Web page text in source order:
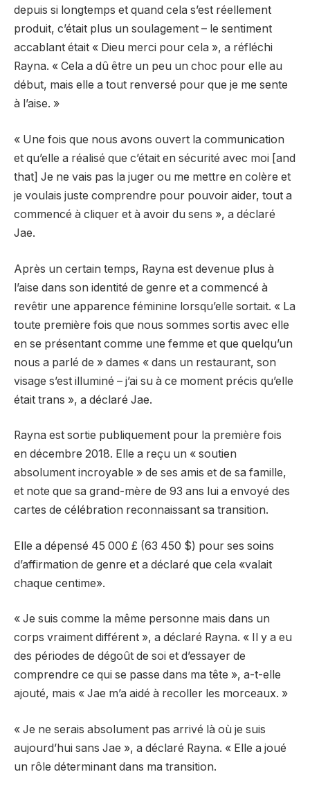
depuis si longtemps et quand cela s’est réellement
produit, c’était plus un soulagement – ​​le sentiment
accablant était « Dieu merci pour cela », a réfléchi
Rayna. « Cela a dû être un peu un choc pour elle au
début, mais elle a tout renversé pour que je me sente
à l’aise. »
« Une fois que nous avons ouvert la communication
et qu’elle a réalisé que c’était en sécurité avec moi [and
that] Je ne vais pas la juger ou me mettre en colère et
je voulais juste comprendre pour pouvoir aider, tout a
commencé à cliquer et à avoir du sens », a déclaré
Jae.
Après un certain temps, Rayna est devenue plus à
l’aise dans son identité de genre et a commencé à
revêtir une apparence féminine lorsqu’elle sortait. « La
toute première fois que nous sommes sortis avec elle
en se présentant comme une femme et que quelqu’un
nous a parlé de » dames « dans un restaurant, son
visage s’est illuminé – j’ai su à ce moment précis qu’elle
était trans », a déclaré Jae.
Rayna est sortie publiquement pour la première fois
en décembre 2018. Elle a reçu un « soutien
absolument incroyable » de ses amis et de sa famille,
et note que sa grand-mère de 93 ans lui a envoyé des
cartes de célébration reconnaissant sa transition.
Elle a dépensé 45 000 £ (63 450 $) pour ses soins
d’affirmation de genre et a déclaré que cela «valait
chaque centime».
« Je suis comme la même personne mais dans un
corps vraiment différent », a déclaré Rayna. « Il y a eu
des périodes de dégoût de soi et d’essayer de
comprendre ce qui se passe dans ma tête », a-t-elle
ajouté, mais « Jae m’a aidé à recoller les morceaux. »
« Je ne serais absolument pas arrivé là où je suis
aujourd’hui sans Jae », a déclaré Rayna. « Elle a joué
un rôle déterminant dans ma transition.